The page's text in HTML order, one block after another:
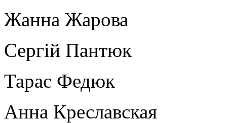
Жанна Жарова
Сергій Пантюк
Тарас Федюк
Анна Креславская